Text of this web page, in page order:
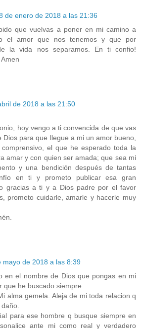
de enero de 2018 a las 21:36
que vuelvas a poner en mi camino a
el amor que nos tenemos y que por
la vida nos separamos. En ti confio!
de 2018 a las 21:50
hoy vengo a ti convencida de que vas
Dios para que llegue a mi un amor bueno,
el que he esperado toda la
amar y con quien ser amada; que sea mi
y una bendición después de tantas
en ti y prometo publicar esa gran
gracias a ti y a Dios padre por el favor
prometo cuidarle, amarle y hacerle muy
mayo de 2018 a las 8:39
en el nombre de Dios que pongas en mi
que he buscado siempre.
alma gemela. Aleja de mi toda relacion q
para ese hombre q busque siempre en
ante mi como real y verdadero